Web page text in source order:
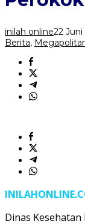
inilah online22 Juni
Berita,
Dinas